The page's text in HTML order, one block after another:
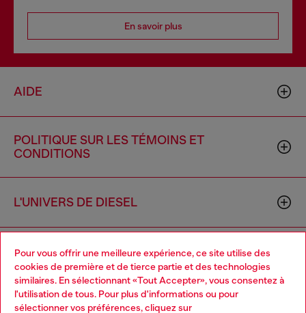
Pour vous offrir une meilleure expérience, ce site utilise des
cookies de première et de tierce partie et des technologies
similaires. En sélectionnant «Tout Accepter», vous consentez à
l'utilisation de tous. Pour plus d'informations ou pour
sélectionner vos préférences, cliquez sur
En savoir plus
AIDE
POLITIQUE SUR LES TÉMOINS ET
CONDITIONS
L'UNIVERS DE DIESEL
ENTREPRISE
Choose your location